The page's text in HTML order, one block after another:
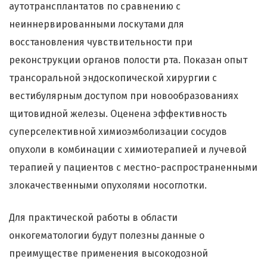
аутотрансплантатов по сравнению с
неиннервированными лоскутами для
восстановления чувствительности при
реконструкции органов полости рта. Показан опыт
трансоральной эндоскопической хирургии с
вестибулярным доступом при новообразованиях
щитовидной железы. Оценена эффективность
суперселективной химиоэмболизации сосудов
опухоли в комбинации с химиотерапией и лучевой
терапией у пациентов с местно-распространенными
злокачественными опухолями носоглотки.
Для практической работы в области
онкогематологии будут полезны данные о
преимуществе применения высокодозной